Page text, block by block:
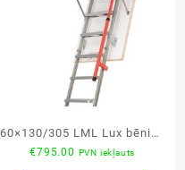
60×130/305 LML Lux bēniņu
kāpnes
€795.00 PVN iekļauts